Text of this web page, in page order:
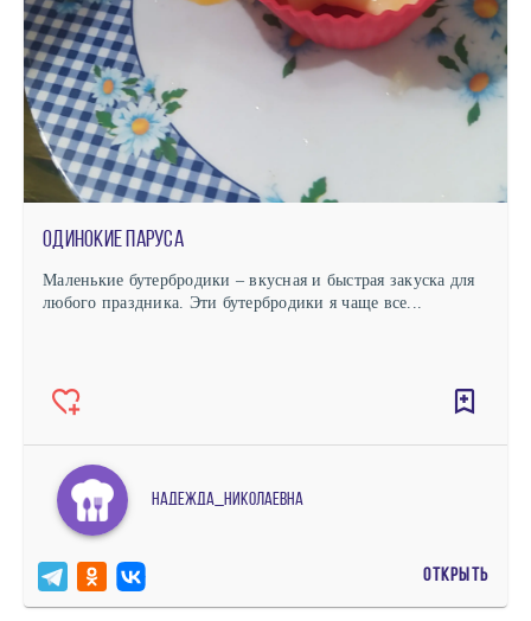
Одинокие паруса
Маленькие бутербродики – вкусная и быстрая закуска для
любого праздника. Эти бутербродики я чаще все...
Надежда_Николаевна
ОТКРЫТЬ